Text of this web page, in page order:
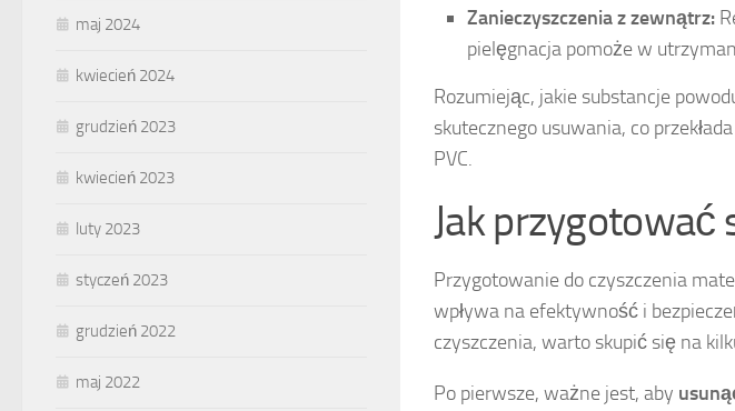
Zanieczyszczenia z zewnątrz:
pielęgnacja pomoże w
Rozumiejąc, jakie substancje
skutecznego usuwania, co
PVC.
Jak przygotować
Przygotowanie do czyszczenia
wpływa na efektywność i
czyszczenia, warto skupić się na
Po pierwsze, ważne jest, aby
maj 2024
kwiecień 2024
grudzień 2023
kwiecień 2023
luty 2023
styczeń 2023
grudzień 2022
maj 2022